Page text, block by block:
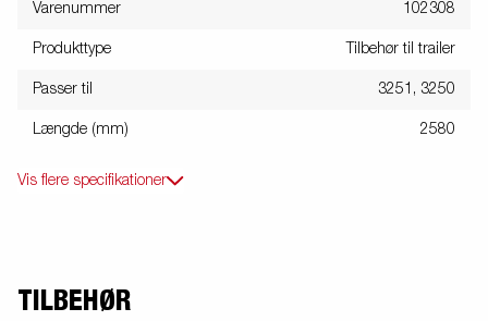
Varenummer 102308
Produkttype Tilbehør til trailer
Passer til 3251, 3250
Længde (mm) 2580
Vis flere specifikationer
TILBEHØR